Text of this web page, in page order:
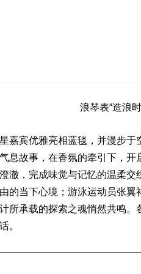
浪琴表“造浪
嘉宾优雅亮相蓝毯，并漫步于
息故事，在香氛的牵引下，
澈，完成味觉与记忆的温柔
的当下心境；游泳运动员张
所承载的探索之魂悄然共鸣
。